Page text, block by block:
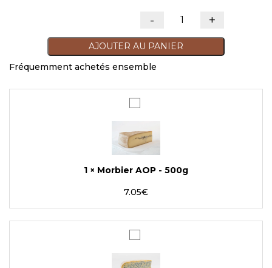
quantité de Brie de
- +
AJOUTER AU PANIER
Fréquemment achetés ensemble
-
500g
1 × Morbier AOP - 500g
7.05€
Gex